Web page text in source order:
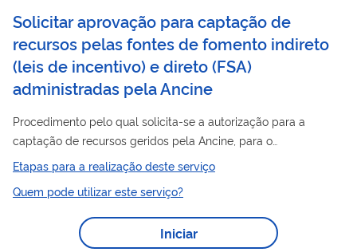
Solicitar aprovação para captação de
recursos pelas fontes de fomento indireto
(leis de incentivo) e direto (FSA)
administradas pela Ancine
Procedimento pelo qual solicita-se a autorização para a
captação de recursos geridos pela Ancine, para o
financiamento de projetos audiovisuais. Os proponentes são
pessoas físicas ou jurídicas previamente cadastradas na
Ancine e classificadas como aptas para a solicitação.
Etapas para a realização deste serviço
Quem pode utilizar este serviço?
Iniciar